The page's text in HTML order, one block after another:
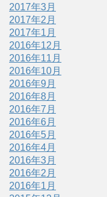
2017年3月
2017年2月
2017年1月
2016年12月
2016年11月
2016年10月
2016年9月
2016年8月
2016年7月
2016年6月
2016年5月
2016年4月
2016年3月
2016年2月
2016年1月